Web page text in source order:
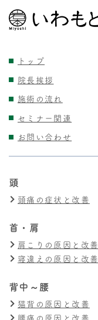
トップ
院長挨拶
施術の流れ
セミナー関連
お問い合わせ
頭
頭痛の症状と改善
首・肩
肩こりの原因と改善
寝違えの原因と改善
背中～腰
猫背の原因と改善